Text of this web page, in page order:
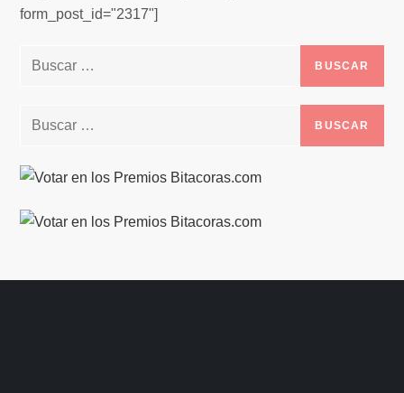
form_post_id="2317"]
Buscar:
Buscar: